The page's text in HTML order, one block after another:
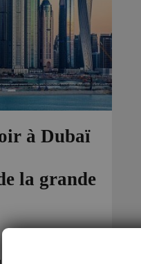
à Dubaï
la grande